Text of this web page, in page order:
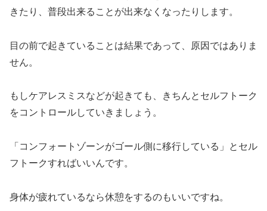
きたり、普段出来ることが出来なくなったりします。
目の前で起きていることは結果であって、原因ではありま
せん。
もしケアレスミスなどが起きても、きちんとセルフトーク
をコントロールしていきましょう。
「コンフォートゾーンがゴール側に移行している」とセル
フトークすればいいんです。
身体が疲れているなら休憩をするのもいいですね。